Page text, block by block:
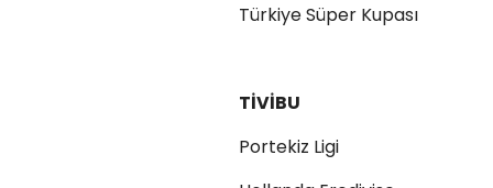
Türkiye Süper Kupası
TİVİBU
Portekiz Ligi